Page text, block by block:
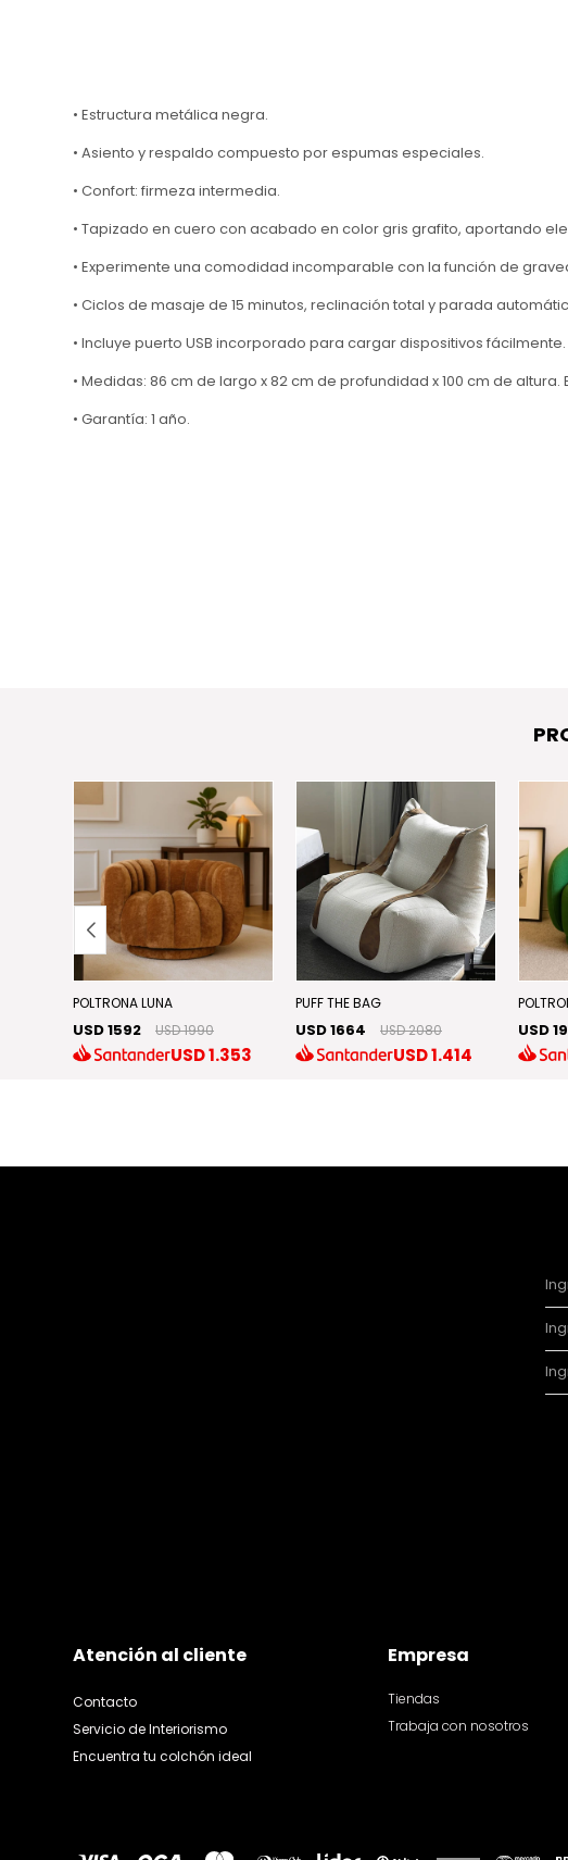
• Estructura metálica negra.
• Asiento y respaldo compuesto por espumas especiales.
• Confort: firmeza intermedia.
• Tapizado en cuero con acabado en color gris grafito, aportando
• Experimente una comodidad incomparable con la función de
• Ciclos de masaje de 15 minutos, reclinación total y parada
• Incluye puerto USB incorporado para cargar dispositivos fácilmente.
• Medidas: 86 cm de largo x 82 cm de profundidad x 100 cm de
• Garantía: 1 año.
POLTRONA LUNA
USD 1592 USD 1990
USD1.353
PUFF THE BAG
USD 1664 USD 2080
USD1.414
USD
Atención al cliente
Contacto
Servicio de Interiorismo
Encuentra tu colchón ideal
Empresa
Tiendas
Trabaja con nosotros